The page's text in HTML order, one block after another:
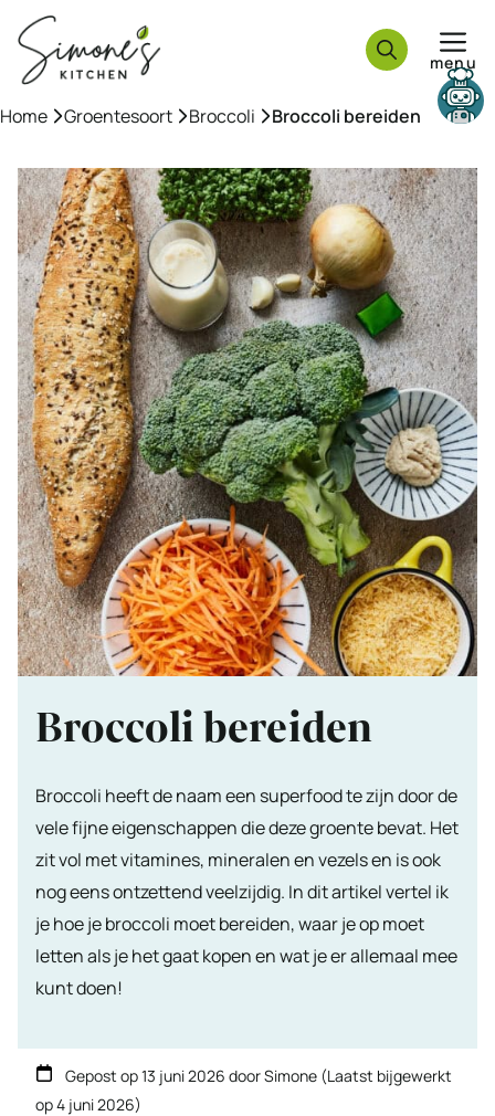
naar
inhoud
menu
Home »Groentesoort »Broccoli »Broccoli bereiden
Broccoli bereiden
Broccoli heeft de naam een superfood te zijn door de
vele fijne eigenschappen die deze groente bevat. Het
zit vol met vitamines, mineralen en vezels en is ook
nog eens ontzettend veelzijdig. In dit artikel vertel ik
je hoe je broccoli moet bereiden, waar je op moet
letten als je het gaat kopen en wat je er allemaal mee
kunt doen!
Gepost op13 juni 2026 doorSimone (Laatst bijgewerkt
op4 juni 2026)